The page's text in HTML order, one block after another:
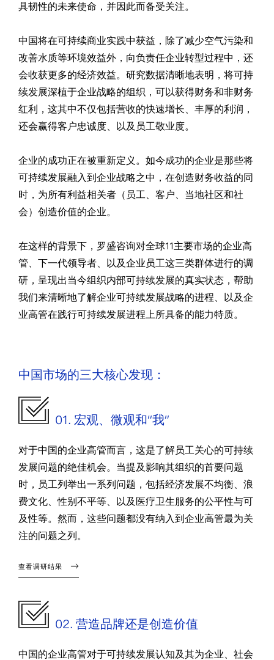
具韧性的未来使命，并因此而备受关注。
中国将在可持续商业实践中获益，除了减少空气污染和
改善水质等环境效益外，向负责任企业转型过程中，还
会收获更多的经济效益。研究数据清晰地表明，将可持
续发展深植于企业战略的组织，可以获得财务和非财务
红利，这其中不仅包括营收的快速增长、丰厚的利润，
还会赢得客户忠诚度、以及员工敬业度。
企业的成功正在被重新定义。如今成功的企业是那些将
可持续发展融入到企业战略之中，在创造财务收益的同
时，为所有利益相关者（员工、客户、当地社区和社
会）创造价值的企业。
在这样的背景下，罗盛咨询对全球11主要市场的企业高
管、下一代领导者、以及企业员工这三类群体进行的调
研，呈现出当今组织内部可持续发展的真实状态，帮助
我们来清晰地了解企业可持续发展战略的进程、以及企
业高管在践行可持续发展进程上所具备的能力特质。
中国市场的三大核心发现：
01. 宏观、微观和“我”
对于中国的企业高管而言，这是了解员工关心的可持续
发展问题的绝佳机会。当提及影响其组织的首要问题
时，员工列举出一系列问题，包括经济发展不均衡、浪
费文化、性别不平等、以及医疗卫生服务的公平性与可
及性等。然而，这些问题都没有纳入到企业高管最为关
注的问题之列。
查看调研结果
02. 营造品牌还是创造价值
中国的企业高管对于可持续发展认知及其为企业、社会